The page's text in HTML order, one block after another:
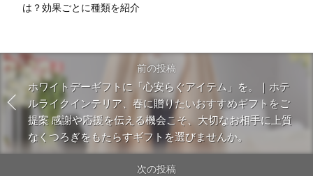
は？効果ごとに種類を紹介
前の投稿
ホワイトデーギフトに「心安らぐアイテム」を。｜ホテ
ルライクインテリア、春に贈りたいおすすめギフトをご
提案 感謝や応援を伝える機会こそ、大切なお相手に上質
なくつろぎをもたらすギフトを選びませんか。
次の投稿